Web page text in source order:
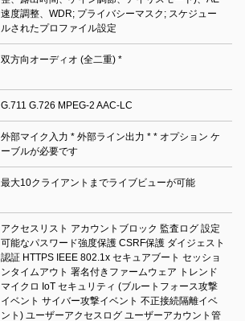
速度調整、WDR; プライバシーマスク; スケジュー
ルされたプロファイル設定
双方向オーディオ (全二重) *
G.711 G.726 MPEG-2 AAC-LC
外部マイク入力 * 外部ライン出力 * * オプション ケ
ーブルが必要です
最大10クライアントまでライブビューが可能
アクセスリスト アカウントブロック 監査ログ 設定
可能なパスワード強度保護 CSRF保護 ダイジェスト
認証 HTTPS IEEE 802.1x セキュアブート セッショ
ンタイムアウト 署名付きファームウェア トレンド
マイクロ IoT セキュリティ (ブルートフォース攻撃
イベント サイバー攻撃イベント 不正接続隔離イベ
ント) ユーザーアクセスログ ユーザーアカウント管